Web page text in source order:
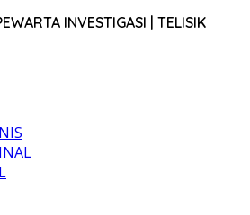
INVESTIGASI | TELISIK